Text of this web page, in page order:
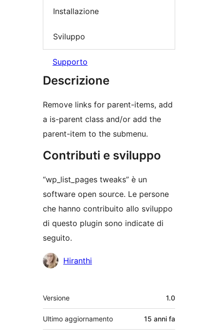
Installazione
Sviluppo
Supporto
Descrizione
Remove links for parent-items, add
a is-parent class and/or add the
parent-item to the submenu.
Contributi e sviluppo
“wp_list_pages tweaks” è un
software open source. Le persone
che hanno contribuito allo sviluppo
di questo plugin sono indicate di
seguito.
Collaboratori
Hiranthi
Meta
Versione 1.0
Ultimo aggiornamento 15 anni fa